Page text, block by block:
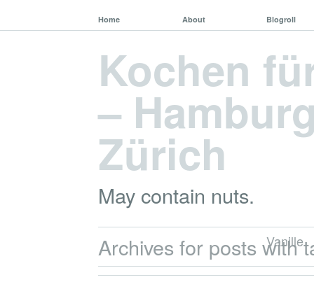
Home About Blogroll
Kochen
–
Zürich
May contain nuts.
Archives for posts with
Vanille